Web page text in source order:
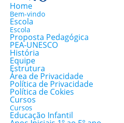
Home
Bem-vindo
Escola
Escola
Proposta Pedagógica
PEA-UNESCO
História
Equipe
Estrutura
Área de Privacidade
Política de Privacidade
Política de Cokies
Cursos
Cursos
Educação Infantil